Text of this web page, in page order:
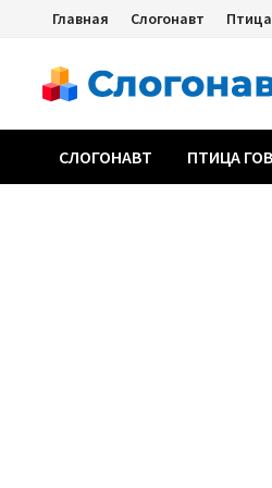
Перейти
содержимому
Главная Слогонавт
СЛОГОНАВТ ПТИЦА